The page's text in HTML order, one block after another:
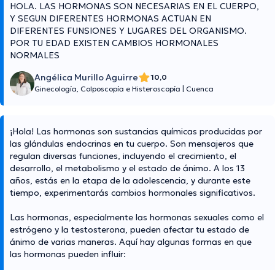
HOLA. LAS HORMONAS SON NECESARIAS EN EL CUERPO,
Y SEGUN DIFERENTES HORMONAS ACTUAN EN
DIFERENTES FUNSIONES Y LUGARES DEL ORGANISMO.
POR TU EDAD EXISTEN CAMBIOS HORMONALES
NORMALES
Angélica Murillo Aguirre
10,0
Ginecología, Colposcopía e Histeroscopía
Cuenca
¡Hola! Las hormonas son sustancias químicas producidas por
las glándulas endocrinas en tu cuerpo. Son mensajeros que
regulan diversas funciones, incluyendo el crecimiento, el
desarrollo, el metabolismo y el estado de ánimo. A los 13
años, estás en la etapa de la adolescencia, y durante este
tiempo, experimentarás cambios hormonales significativos.
Las hormonas, especialmente las hormonas sexuales como el
estrógeno y la testosterona, pueden afectar tu estado de
ánimo de varias maneras. Aquí hay algunas formas en que
las hormonas pueden influir: